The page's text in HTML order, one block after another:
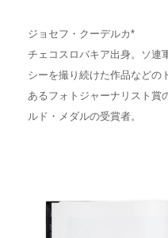
ジョセフ・クーデルカ*
チェコスロバキア出身。ソ連
シーを撮り続けた作品などの
あるフォトジャーナリスト賞
ルド・メダルの受賞者。